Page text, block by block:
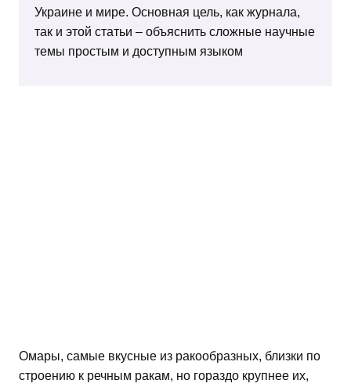
Украине и мире. Основная цель, как журнала,
так и этой статьи – объяснить сложные научные
темы простым и доступным языком
Омары, самые вкусные из ракообразных, близки по
строению к речным ракам, но гораздо крупнее их,